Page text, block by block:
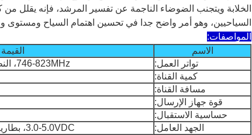
الخلابة ويتجنب الضوضاء الناجمة عن تفسير المرشد، فإنه يقلل
السياحيين، وهو أمر واضح جدا في تحسين اهتمام السياح ومستوى
المواصفات:
الاسم
القيمة
تواتر العمل:
746-823MHz، النطاق العريض، جودة الصوت أفضل؛
كمية القناة:
مسافة القناة:
قوة جهاز الإرسال:
حساسية الاستقبال:
الجهد العامل:
3.0-5.0VDC، بطارية الليثيوم البوليمرية المعاد تدويرها